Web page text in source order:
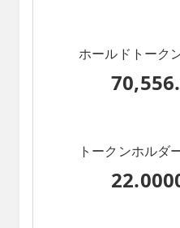
ホールドトーク
トークンホルダ